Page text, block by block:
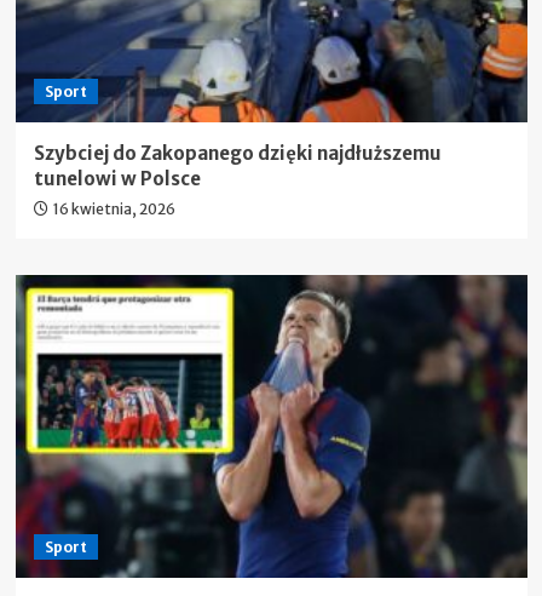
Sport
Szybciej do Zakopanego dzięki najdłuższemu
tunelowi w Polsce
16 kwietnia, 2026
Sport